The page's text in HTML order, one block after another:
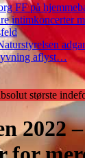
FF på
intimkoncerter
aflyst…
største